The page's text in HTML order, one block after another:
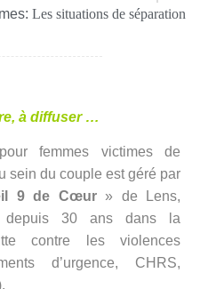
Les situations de séparation
à diffuser …
femmes victimes de
sein du couple est géré par
9 de Cœur» de Lens,
depuis 30 ans dans la
contre les violences
d’urgence, CHRS,